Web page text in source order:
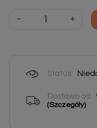
- +
Status:
Dostawa od:
(Szczegóły)